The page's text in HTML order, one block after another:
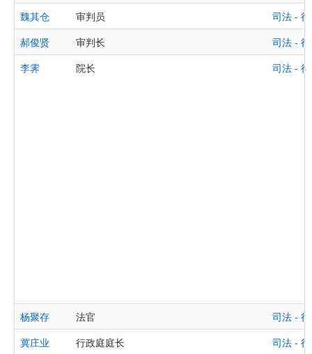
魏其仓
审判员
司法 -
郝俊贤
审判长
司法 -
李霁
院长 司法 -
杨聚存 法官
司法 -
冀庄业
行政庭庭长
司法 -